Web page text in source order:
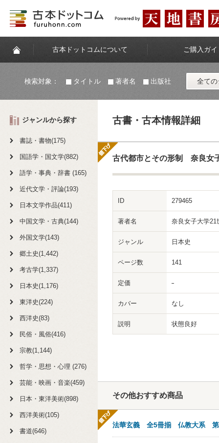
古本ドットコムについて ご購入ガ
検索対象： タイトル 著者名 出版社 全て
ジャンルから探す
書誌・書物(175)
国語学・国文学(882)
語学・事典・辞書 (165)
近代文学・評論(193)
日本文学作品(411)
中国文学・古典(144)
外国文学(143)
郷土史(1,442)
考古学(1,337)
日本史(1,176)
東洋史(224)
西洋史(83)
民俗・風俗(416)
宗教(1,144)
哲学・思想・心理 (276)
芸能・映画・音楽(459)
日本・東洋美術(898)
西洋美術(105)
書道(646)
古書・古本情報詳細
古代都市とその形制 奈良女
ID 279465
著者名 奈良女子大学21
ジャンル 日本史
ページ数 141
定価
カバー なし
説明 状態良好
その他おすすめ商品
法華玄義 全5冊揃 仏教大系 第